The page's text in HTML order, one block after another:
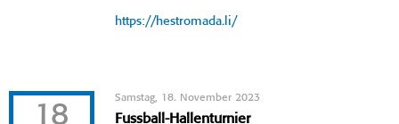
https://hestromada.li/
18
Samstag, 18. November 2023
Fussball-Hallenturnier